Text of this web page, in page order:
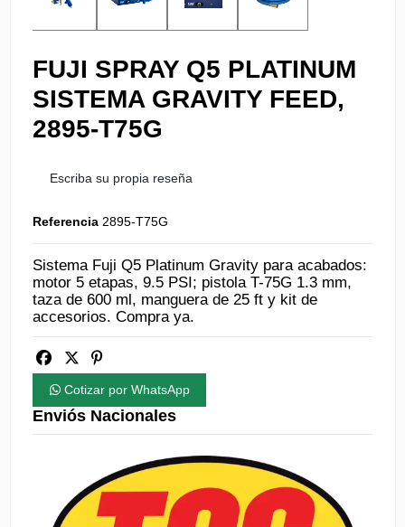
FUJI SPRAY Q5 PLATINUM
SISTEMA GRAVITY FEED,
2895-T75G
Escriba su propia reseña
Referencia 2895-T75G
Sistema Fuji Q5 Platinum Gravity para acabados:
motor 5 etapas, 9.5 PSI; pistola T-75G 1.3 mm,
taza de 600 ml, manguera de 25 ft y kit de
accesorios. Compra ya.
Cotizar por WhatsApp
Enviós Nacionales